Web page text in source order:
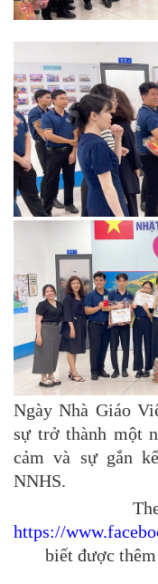
Ngày Nhà Giáo
sự trở thành một
cảm và sự gắn
NNHS.
https://
biết được